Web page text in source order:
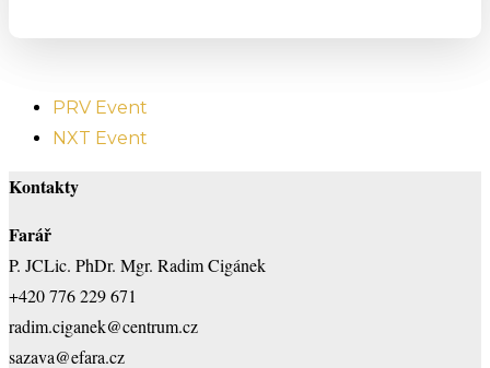
PRV Event
NXT Event
Kontakty
Farář
P. JCLic. PhDr. Mgr. Radim Cigánek
+420 776 229 671
radim.ciganek@centrum.cz
sazava@efara.cz